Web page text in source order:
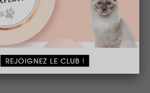
SHAMPOOING
HERBAL